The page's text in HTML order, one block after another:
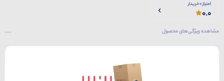
امتیاز 0 خریدار
0.0
مشاهده ویژگی‌های محصول